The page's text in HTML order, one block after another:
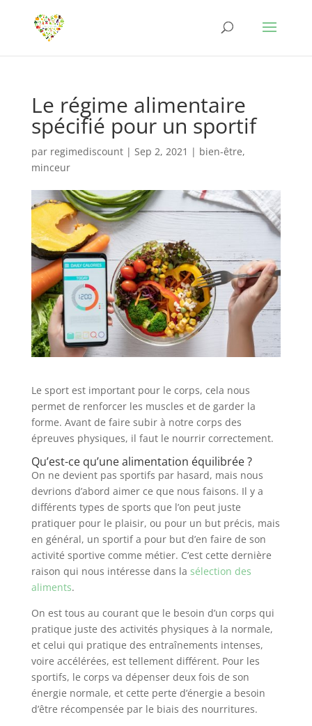
Le régime alimentaire
spécifié pour un sportif
par regimediscount| Sep 2, 2021 | bien-être,
minceur
Le sport est important pour le corps, cela nous
permet de renforcer les muscles et de garder la
forme. Avant de faire subir à notre corps des
épreuves physiques, il faut le nourrir correctement.
Qu’est-ce qu’une alimentation équilibrée ?
On ne devient pas sportifs par hasard, mais nous
devrions d’abord aimer ce que nous faisons. Il y a
différents types de sports que l’on peut juste
pratiquer pour le plaisir, ou pour un but précis, mais
en général, un sportif a pour but d’en faire de son
activité sportive comme métier. C’est cette dernière
raison qui nous intéresse dans la sélection des
aliments.
On est tous au courant que le besoin d’un corps qui
pratique juste des activités physiques à la normale,
et celui qui pratique des entraînements intenses,
voire accélérées, est tellement différent. Pour les
sportifs, le corps va dépenser deux fois de son
énergie normale, et cette perte d’énergie a besoin
d’être récompensée par le biais des nourritures.